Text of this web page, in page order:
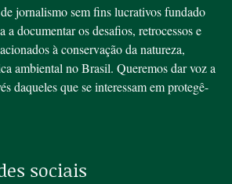
jornalismo sem fins lucrativos fundado
a documentar os desafios, retrocessos e
à conservação da natureza,
ambiental no Brasil. Queremos dar voz a
daqueles que se interessam em protegê-
sociais